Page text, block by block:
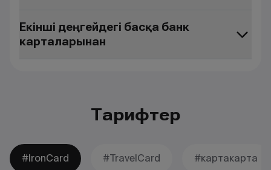
Екінші деңгейдегі басқа банк
карталарынан
Тарифтер
#IronCard #TravelCard #картакарта